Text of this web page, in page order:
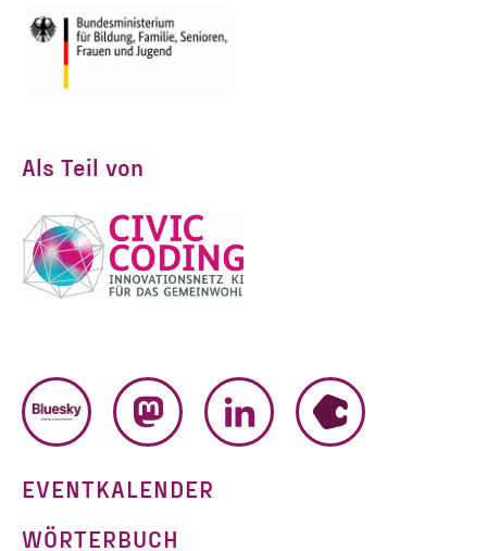
Als Teil von
BLUESKYMASTODONLINKEDINHUMHUB
EVENTKALENDER
WÖRTERBUCH